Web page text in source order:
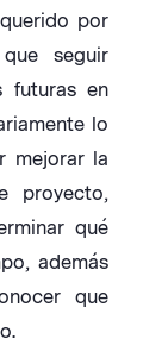
por
seguir
futuras en
lo
mejorar la
proyecto,
qué
además
que